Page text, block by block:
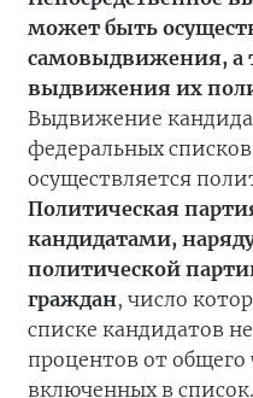
может быть
самовыдвижения, а
выдвижения их
Выдвижение
федеральных
осуществляется
Политическая
кандидатами,
политической
граждан, число
списке кандидатов
процентов от общего
включенных в